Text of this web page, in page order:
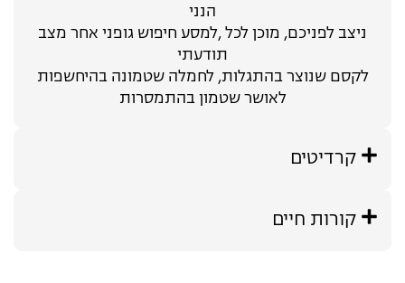
הנני
ניצב לפניכם, מוכן לכל ,למסע חיפוש גופני אחר מצב
תודעתי
לקסם שנוצר בהתגלות, לחמלה שטמונה בהיחשפות
לאושר שטמון בהתמסרות
קרדיטים
קורות חיים